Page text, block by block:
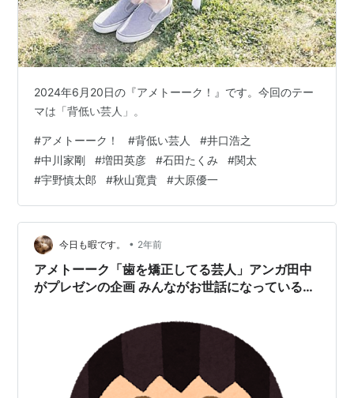
2024年6月20日の『アメトーーク！』です。今回のテー
マは「背低い芸人」。
#アメトーーク！ #背低い芸人 #井口浩之
#中川家剛 #増田英彦 #石田たくみ #関太
#宇野慎太郎 #秋山寛貴 #大原優一
今日も暇です。 • 2年前
アメトーーク「歯を矯正してる芸人」アンガ田中
がプレゼンの企画 みんながお世話になっている矯